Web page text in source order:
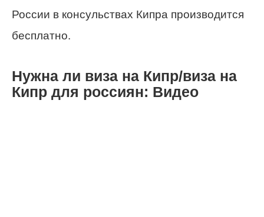
России в консульствах Кипра производится
бесплатно.
Нужна ли виза на Кипр/виза на
Кипр для россиян: Видео